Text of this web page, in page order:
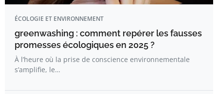
ÉCOLOGIE ET ENVIRONNEMENT
greenwashing : comment repérer les fausses
promesses écologiques en 2025 ?
À l’heure où la prise de conscience environnementale
s’amplifie, le…